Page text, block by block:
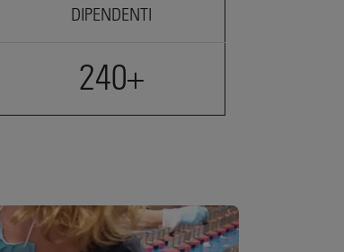
DIPENDENTI
240+